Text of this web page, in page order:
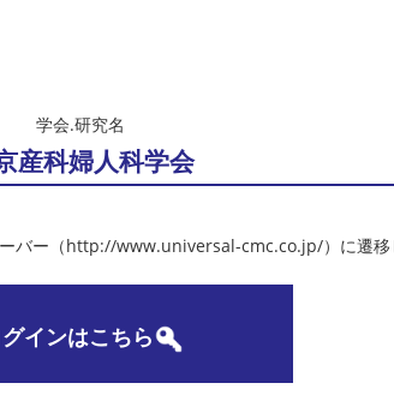
学会.研究名
産科婦人科学会
バー（http://www.universal-cmc.co.jp/）に遷移
グインはこちら